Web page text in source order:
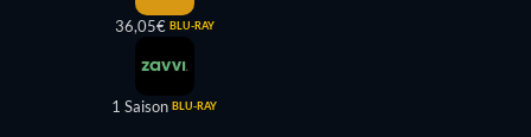
36,05€ BLU-RAY
1 Saison BLU-RAY